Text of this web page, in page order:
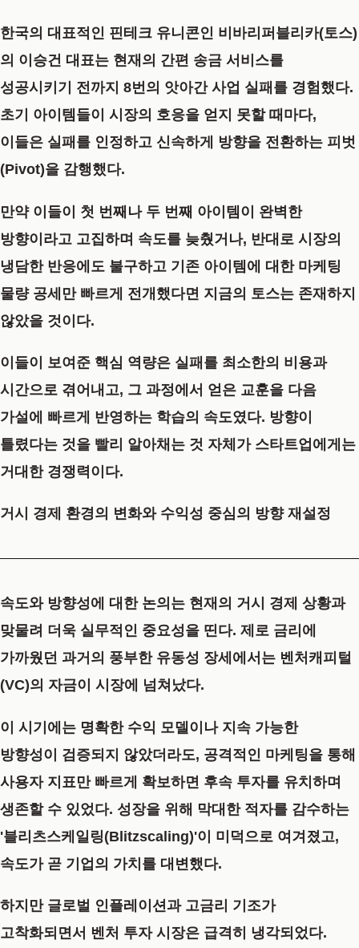
한국의 대표적인 핀테크 유니콘인 비바리퍼블리카(토스)
의 이승건 대표는 현재의 간편 송금 서비스를
성공시키기 전까지 8번의 앗아간 사업 실패를 경험했다.
초기 아이템들이 시장의 호응을 얻지 못할 때마다,
이들은 실패를 인정하고 신속하게 방향을 전환하는 피벗
(Pivot)을 감행했다.
만약 이들이 첫 번째나 두 번째 아이템이 완벽한
방향이라고 고집하며 속도를 늦췄거나, 반대로 시장의
냉담한 반응에도 불구하고 기존 아이템에 대한 마케팅
물량 공세만 빠르게 전개했다면 지금의 토스는 존재하지
않았을 것이다.
이들이 보여준 핵심 역량은 실패를 최소한의 비용과
시간으로 겪어내고, 그 과정에서 얻은 교훈을 다음
가설에 빠르게 반영하는 학습의 속도였다. 방향이
틀렸다는 것을 빨리 알아채는 것 자체가 스타트업에게는
거대한 경쟁력이다.
거시 경제 환경의 변화와 수익성 중심의 방향 재설정
속도와 방향성에 대한 논의는 현재의 거시 경제 상황과
맞물려 더욱 실무적인 중요성을 띤다. 제로 금리에
가까웠던 과거의 풍부한 유동성 장세에서는 벤처캐피털
(VC)의 자금이 시장에 넘쳐났다.
이 시기에는 명확한 수익 모델이나 지속 가능한
방향성이 검증되지 않았더라도, 공격적인 마케팅을 통해
사용자 지표만 빠르게 확보하면 후속 투자를 유치하며
생존할 수 있었다. 성장을 위해 막대한 적자를 감수하는
'블리츠스케일링(Blitzscaling)'이 미덕으로 여겨졌고,
속도가 곧 기업의 가치를 대변했다.
하지만 글로벌 인플레이션과 고금리 기조가
고착화되면서 벤처 투자 시장은 급격히 냉각되었다.